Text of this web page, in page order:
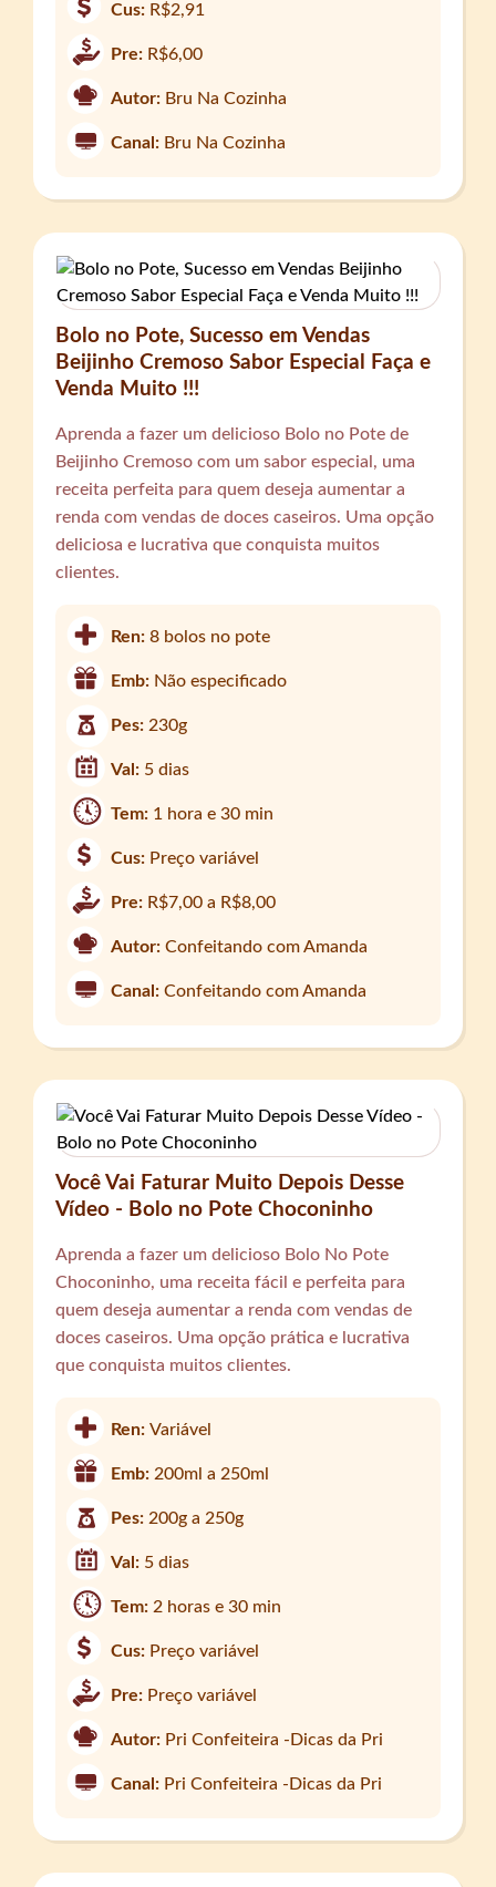
Cus: R$2,91
Pre: R$6,00
Autor: Bru Na Cozinha
Canal: Bru Na Cozinha
Bolo no Pote, Sucesso em Vendas
Beijinho Cremoso Sabor Especial Faça e
Venda Muito !!!
Aprenda a fazer um delicioso Bolo no Pote de
Beijinho Cremoso com um sabor especial, uma
receita perfeita para quem deseja aumentar a
renda com vendas de doces caseiros. Uma opção
deliciosa e lucrativa que conquista muitos
clientes.
Ren:8 bolos no pote
Emb: Não especificado
Pes: 230g
Val: 5 dias
Tem: 1 hora e 30 min
Cus: Preço variável
Pre: R$7,00 a R$8,00
Autor: Confeitando com Amanda
Canal: Confeitando com Amanda
Você Vai Faturar Muito Depois Desse
Vídeo - Bolo no Pote Choconinho
Aprenda a fazer um delicioso Bolo No Pote
Choconinho, uma receita fácil e perfeita para
quem deseja aumentar a renda com vendas de
doces caseiros. Uma opção prática e lucrativa
que conquista muitos clientes.
Ren:Variável
Emb: 200ml a 250ml
Pes: 200g a 250g
Val: 5 dias
Tem: 2 horas e 30 min
Cus: Preço variável
Pre: Preço variável
Autor: Pri Confeiteira -Dicas da Pri
Canal: Pri Confeiteira -Dicas da Pri